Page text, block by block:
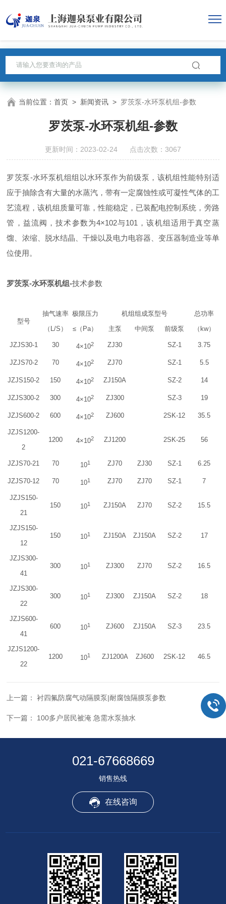
当前位置：首页 > 新闻资讯 > 罗茨泵-水环泵机组-参数
罗茨泵-水环泵机组-参数
更新时间：2023-02-24 点击次数：3067
罗茨泵-水环泵机组组以水环泵作为前级泵，该机组性能特别适
应于抽除含有大量的水蒸汽，带有一定腐蚀性或可凝性气体的工
艺流程，该机组质量可靠，性能稳定，已装配电控制系统，旁路
管，益流阀，技术参数为4×102与101，该机组适用于真空蒸
馏、浓缩、脱水结晶、干燥以及电力电容器、变压器制造业等单
位使用。
罗茨泵-水环泵机组-技术参数
型号
抽气速率
（L/S）
极限压力
≤（Pa）
机组组成泵型号
总功率
（kw）
主泵 中间泵 前级泵
JZJS30-1 30 4×102 ZJ30 SZ-1 3.75
JZJS70-2 70 4×102 ZJ70 SZ-1 5.5
JZJS150-2 150 4×102 ZJ150A SZ-2 14
JZJS300-2 300 4×102 ZJ300 SZ-3 19
JZJS600-2 600 4×102 ZJ600 2SK-12 35.5
JZJS1200-
2
1200 4×102 ZJ1200 2SK-25 56
JZJS70-21 70 101 ZJ70 ZJ30 SZ-1 6.25
JZJS70-12 70 101 ZJ70 ZJ70 SZ-1 7
JZJS150-
21
150 101 ZJ150A ZJ70 SZ-2 15.5
JZJS150-
12
150 101 ZJ150A ZJ150A SZ-2 17
JZJS300-
41
300 101 ZJ300 ZJ70 SZ-2 16.5
JZJS300-
22
300 101 ZJ300 ZJ150A SZ-2 18
JZJS600-
41
600 101 ZJ600 ZJ150A SZ-3 23.5
JZJS1200-
22
1200 101 ZJ1200A ZJ600 2SK-12 46.5
上一篇：衬四氟防腐气动隔膜泵|耐腐蚀隔膜泵参数
下一篇： 100多户居民被淹 急需水泵抽水
021-67668669
销售热线
在线咨询